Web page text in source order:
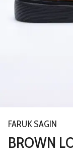
FARUK SAGIN
BROWN